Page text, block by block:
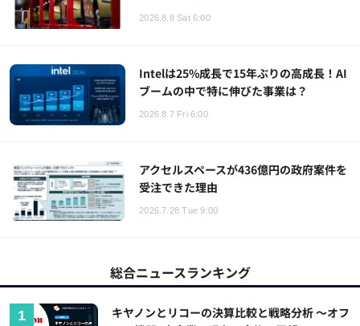
2026.8.8 Sat 6:00
Intelは25%成長で15年ぶりの高成長！AI
ブームの中で特に伸びた事業は？
2026.8.7 Fri 6:00
アクセルスペースが436億円の政府案件を
受注できた理由
2026.7.28 Tue 9:00
総合ニュースランキング
キヤノンとリコーの決算比較と戦略分析 ～オフ